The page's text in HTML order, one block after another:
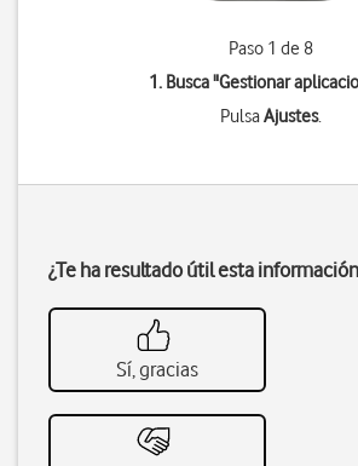
Paso 1 de 8
1. Busca "Gestionar
PulsaAjustes.
¿Te ha resultado útil esta
Sí, gracias